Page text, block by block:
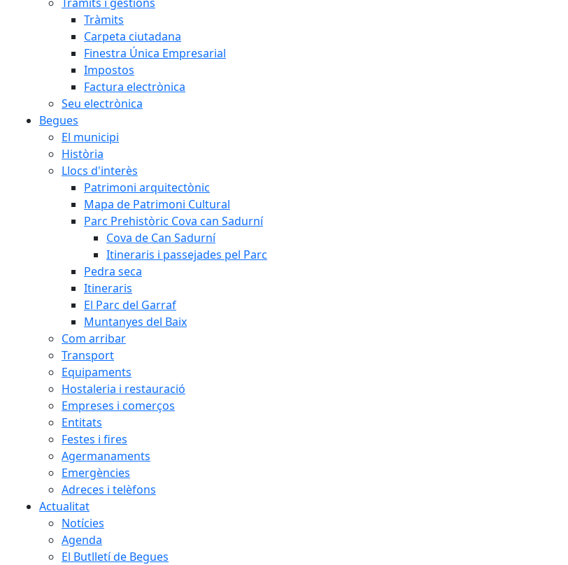
Tràmits
Carpeta ciutadana
Finestra Única Empresarial
Impostos
Factura electrònica
Seu electrònica
Begues
El municipi
Història
Llocs d'interès
Patrimoni arquitectònic
Mapa de Patrimoni Cultural
Parc Prehistòric Cova can Sadurní
Cova de Can Sadurní
Itineraris i passejades pel Parc
Pedra seca
Itineraris
El Parc del Garraf
Muntanyes del Baix
Com arribar
Transport
Equipaments
Hostaleria i restauració
Empreses i comerços
Entitats
Festes i fires
Agermanaments
Emergències
Adreces i telèfons
Actualitat
Notícies
Agenda
El Butlletí de Begues